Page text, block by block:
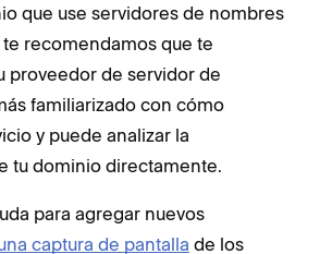
que use servidores de nombres
recomendamos que te
proveedor de servidor de
familiarizado con cómo
y puede analizar la
tu dominio directamente.
para agregar nuevos
captura de pantalla de los